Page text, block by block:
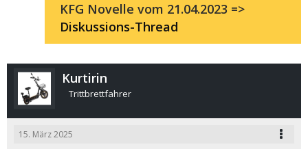
KFG Novelle vom 21.04.2023 =>
Diskussions-Thread
Kurtirin
Trittbrettfahrer
15. März 2025